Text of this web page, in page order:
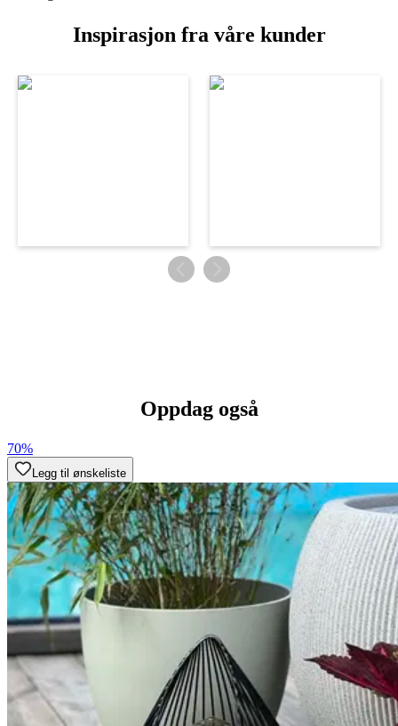
Inspirasjon fra våre kunder
Oppdag også
70%
Legg til ønskeliste